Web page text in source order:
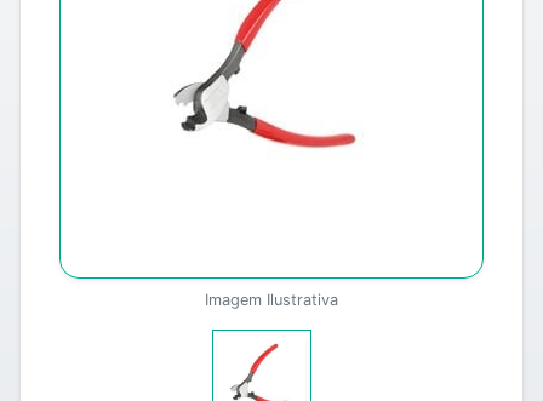
Imagem Ilustrativa